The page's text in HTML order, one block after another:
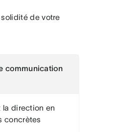
de votre
communication
la direction en
concrètes